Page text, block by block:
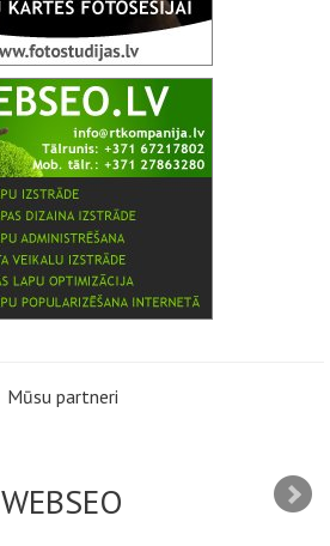
Mūsu partneri
WEBSEO